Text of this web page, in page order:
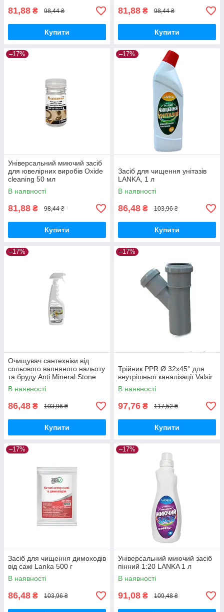
81,88 ₴ 98,44 ₴
Купити
81,88 ₴ 98,44 ₴
Купити
–17%
Універсальний миючий засіб
для ювелірних виробів Oxide
cleaning 50 мл
В наявності
81,88 ₴ 98,44 ₴
Купити
–17%
Засіб для чищення унітазів
LANKA, 1 л
В наявності
86,48 ₴ 103,96 ₴
Купити
–17%
Очищувач сантехніки від
сольового вапняного нальоту
та бруду Anti Mineral Stone
500 мл
В наявності
86,48 ₴ 103,96 ₴
Купити
–17%
Трійник PPR Ø 32х45° для
внутрішньої каналізації Valsir
В наявності
97,76 ₴ 117,52 ₴
Купити
–17%
Засіб для чищення димоходів
від сажі Lanka 500 г
В наявності
86,48 ₴ 103,96 ₴
–17%
Універсальний миючий засіб
пінний 1:20 LANKA 1 л
В наявності
91,08 ₴ 109,48 ₴